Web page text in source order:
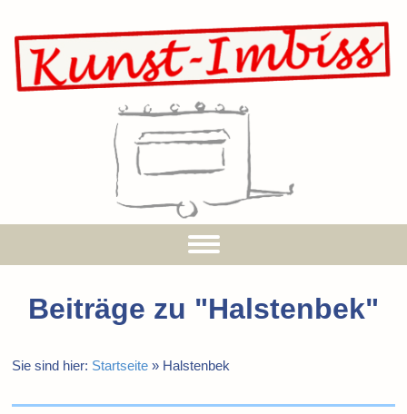
Beiträge zu "Halstenbek"
Sie sind hier: Startseite » Halstenbek